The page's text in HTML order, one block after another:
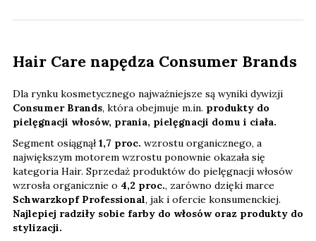
Hair Care napędza Consumer Brands
Dla rynku kosmetycznego najważniejsze są wyniki dywizji
Consumer Brands, która obejmuje m.in. produkty do
pielęgnacji włosów, prania, pielęgnacji domu i ciała.
Segment osiągnął1,7 proc. wzrostu organicznego, a
największym motorem wzrostu ponownie okazała się
kategoria Hair. Sprzedaż produktów do pielęgnacji włosów
wzrosła organicznie o 4,2 proc., zarówno dzięki marce
Schwarzkopf Professional, jak i ofercie konsumenckiej.
Najlepiej radziły sobie farby do włosów oraz produkty do
stylizacji.